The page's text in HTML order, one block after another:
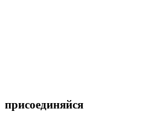
присоединяйся